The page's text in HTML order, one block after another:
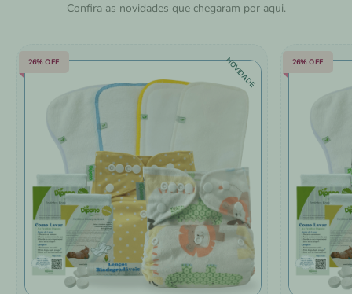
Confira as novidades que chegaram por aqui.
26% OFF NOVIDADE 26% OFF